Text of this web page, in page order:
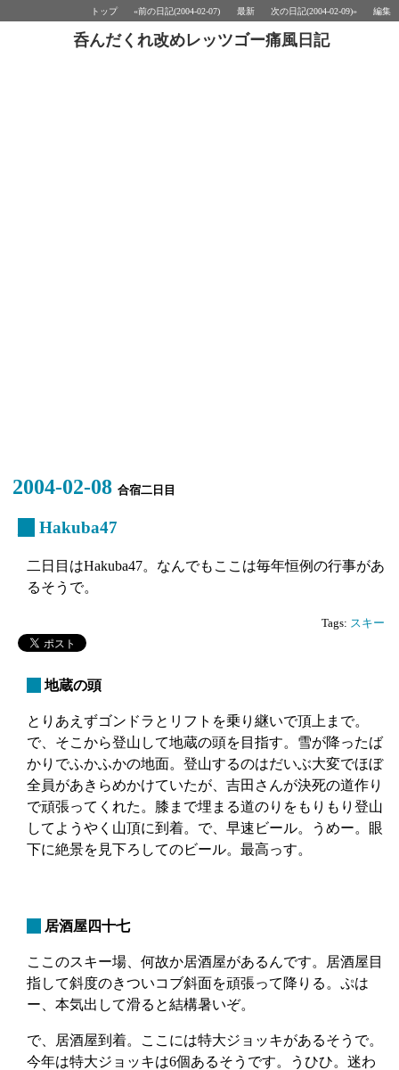
トップ «前の日記(2004-02-07) 最新 次の日記(2004-02-09)» 編集
呑んだくれ改めレッツゴー痛風日記
2004-02-08 合宿二日目
Hakuba47
二日目はHakuba47。なんでもここは毎年恒例の行事があ
るそうで。
Tags: スキー
地蔵の頭
とりあえずゴンドラとリフトを乗り継いで頂上まで。
で、そこから登山して地蔵の頭を目指す。雪が降ったば
かりでふかふかの地面。登山するのはだいぶ大変でほぼ
全員があきらめかけていたが、吉田さんが決死の道作り
で頑張ってくれた。膝まで埋まる道のりをもりもり登山
してようやく山頂に到着。で、早速ビール。うめー。眼
下に絶景を見下ろしてのビール。最高っす。
居酒屋四十七
ここのスキー場、何故か居酒屋があるんです。居酒屋目
指して斜度のきついコブ斜面を頑張って降りる。ぷは
ー、本気出して滑ると結構暑いぞ。
で、居酒屋到着。ここには特大ジョッキがあるそうで。
今年は特大ジョッキは6個あるそうです。うひひ。迷わ